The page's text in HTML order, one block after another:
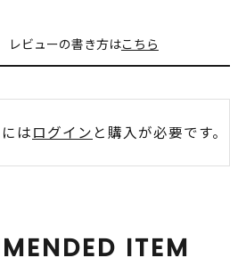
レビューの書き方はこちら
はログイン と購入が必要です。
ITEM